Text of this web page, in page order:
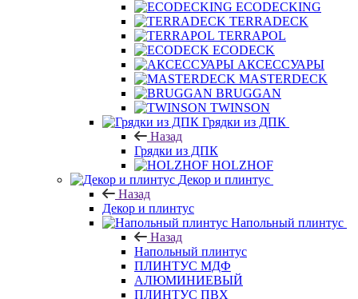
ECODECKING
TERRADECK
TERRAPOL
ECODECK
АКСЕССУАРЫ
MASTERDECK
BRUGGAN
TWINSON
Грядки из ДПК
Назад
Грядки из ДПК
HOLZHOF
Декор и плинтус
Назад
Декор и плинтус
Напольный плинтус
Назад
Напольный плинтус
ПЛИНТУС МДФ
АЛЮМИНИЕВЫЙ
ПЛИНТУС ПВХ